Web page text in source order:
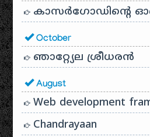
കാസർഗോഡിൻ്റെ
October
ഞാറ്റ്യേല ശ്രീധരൻ
August
Web development
Chandrayaan